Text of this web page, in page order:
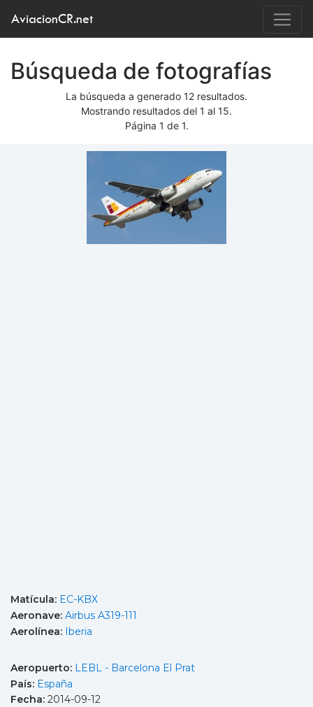
AviacionCR.net
Búsqueda de fotografías
La búsqueda a generado 12 resultados.
Mostrando resultados del 1 al 15.
Página 1 de 1.
Matícula: EC-KBX
Aeronave: Airbus A319-111
Aerolínea: Iberia
Aeropuerto: LEBL - Barcelona El Prat
País: España
Fecha: 2014-09-12